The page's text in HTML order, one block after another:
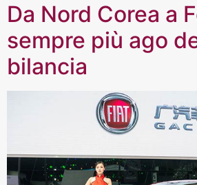
Da Nord Corea a
sempre più ago
bilancia